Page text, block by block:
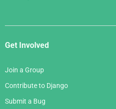
Get Involved
Join a Group
Contribute to Django
Submit a Bug